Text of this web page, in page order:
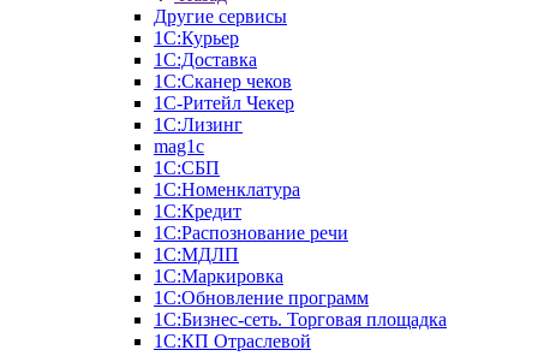
Другие сервисы
1С:Курьер
1С:Доставка
1С:Сканер чеков
1С-Ритейл Чекер
1С:Лизинг
mag1c
1С:СБП
1С:Номенклатура
1C:Кредит
1С:Распознование речи
1С:МДЛП
1С:Маркировка
1С:Обновление программ
1С:Бизнес-сеть. Торговая площадка
1С:КП Отраслевой